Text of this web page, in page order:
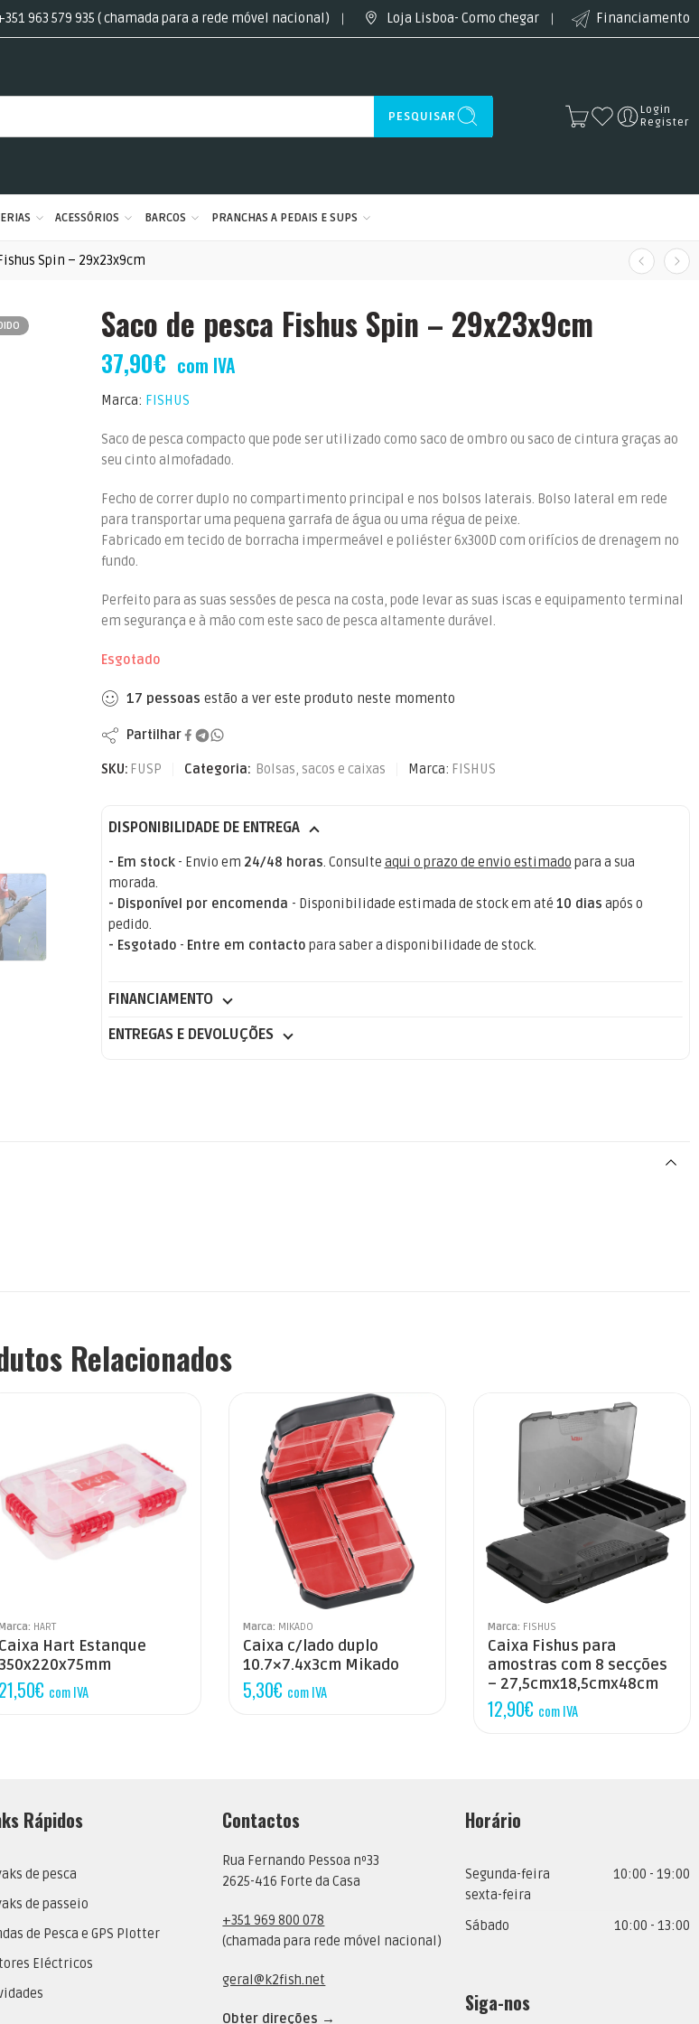
963 579 935 ( chamada para a rede móvel nacional) Loja Lisboa- Como chegar Financiamento
PESQUISAR
Login
Register
ACESSÓRIOS BARCOS PRANCHAS A PEDAIS E SUPS
Spin – 29x23x9cm
Saco de pesca Fishus Spin – 29x23x9cm
37,90€ com IVA
Marca: FISHUS
Saco de pesca compacto que pode ser utilizado como saco de ombro ou saco de cintura graças ao
seu cinto almofadado.
Fecho de correr duplo no compartimento principal e nos bolsos laterais. Bolso lateral em rede
para transportar uma pequena garrafa de água ou uma régua de peixe.
Fabricado em tecido de borracha impermeável e poliéster 6x300D com orifícios de drenagem no
fundo.
Perfeito para as suas sessões de pesca na costa, pode levar as suas iscas e equipamento terminal
em segurança e à mão com este saco de pesca altamente durável.
Esgotado
17 pessoas estão a ver este produto neste momento
Partilhar
SKU: FUSP Categoria: Bolsas, sacos e caixas Marca: FISHUS
DISPONIBILIDADE DE ENTREGA
- Em stock- Envio em 24/48 horas. Consulte aqui o prazo de envio estimado para a sua
morada.
- Disponível por encomenda - Disponibilidade estimada de stock em até 10 dias após o
pedido.
- Esgotado - Entre em contacto para saber a disponibilidade de stock.
FINANCIAMENTO
ENTREGAS E DEVOLUÇÕES
Relacionados
HART
Caixa Hart Estanque
350x220x75mm
21,50€ com IVA
Marca: MIKADO
Caixa c/lado duplo
10.7×7.4x3cm Mikado
5,30€ com IVA
Marca: FISHUS
Caixa Fishus para
amostras com 8 secções
– 27,5cmx18,5cmx48cm
12,90€ com IVA
Rápidos
de pesca
de passeio
de Pesca e GPS Plotter
Eléctricos
Contactos
Rua Fernando Pessoa nº33
2625-416 Forte da Casa
+351 969 800 078
(chamada para rede móvel nacional)
geral@k2fish.net
Obter direções →
Horário
Segunda-feira
sexta-feira
10:00 - 19:00
Sábado 10:00 - 13:00
Siga-nos